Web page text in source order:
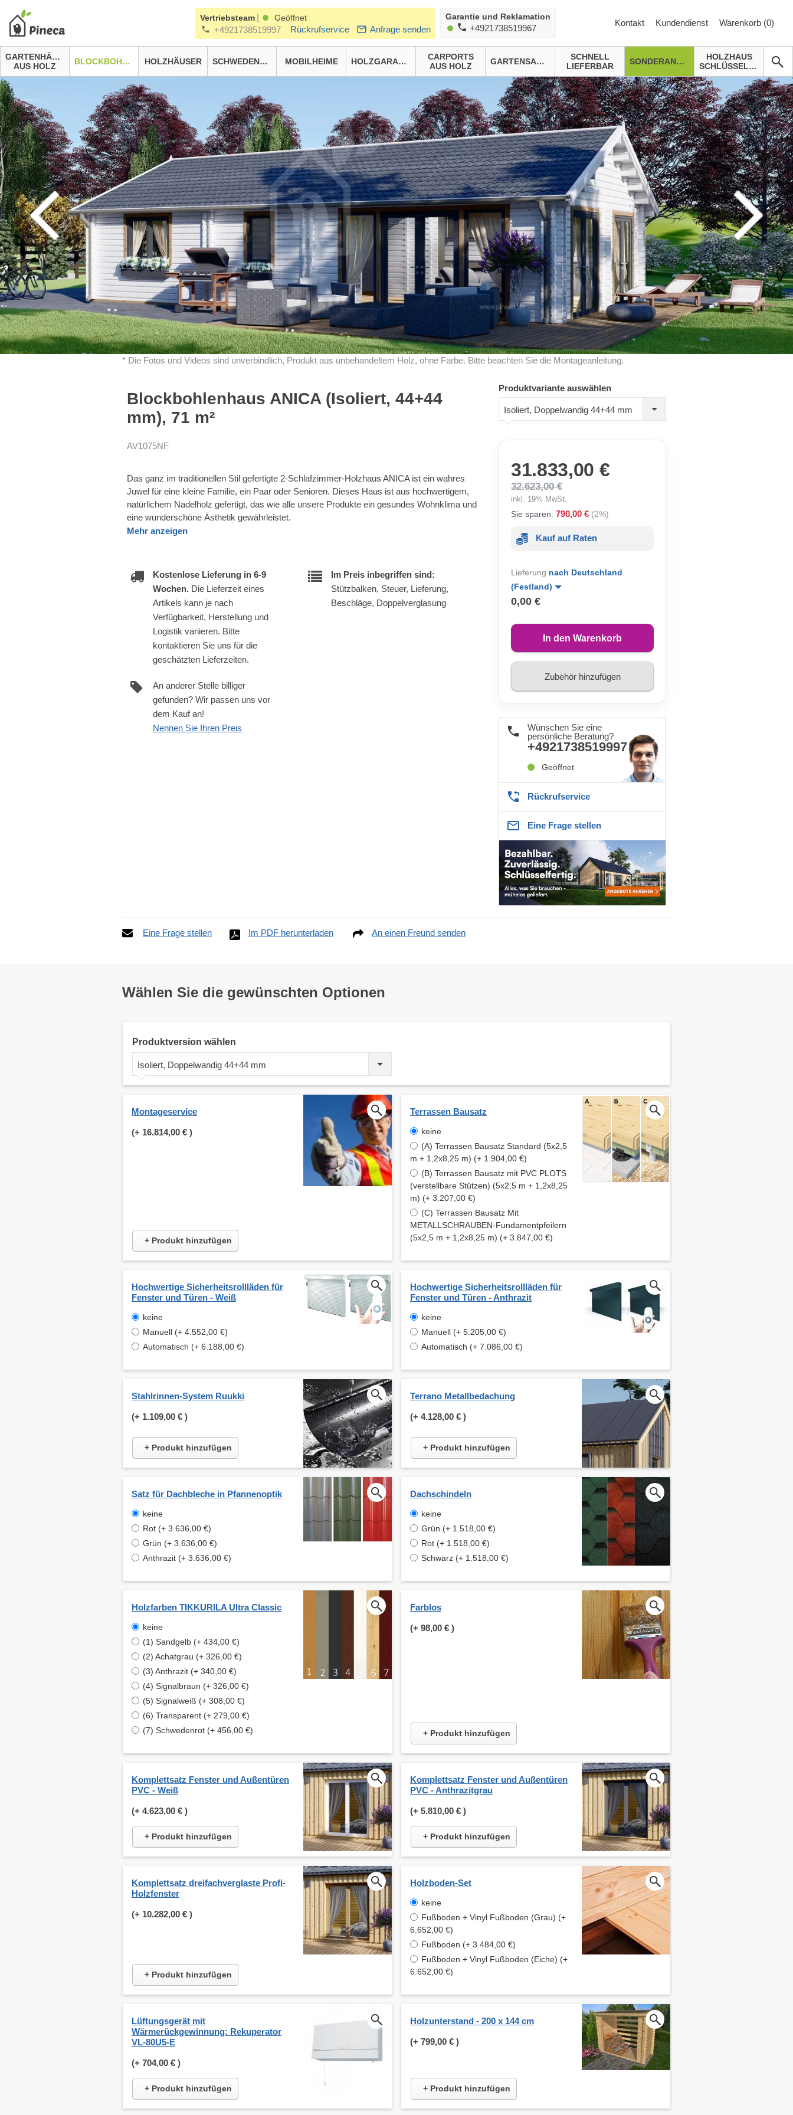
Vertriebsteam Geöffnet
+4921738519997 Rückrufservice Anfrage senden
Garantie und Reklamation
+4921738519967
Kontakt Kundendienst Warenkorb (0)
GARTENHÄUSER
AUS HOLZ
BLOCKBOHLENHÄUSER HOLZHÄUSER SCHWEDENHÄUSER MOBILHEIME HOLZGARAGEN
CARPORTS
AUS HOLZ
GARTENSAUNA
SCHNELL
LIEFERBAR
SONDERANGEBOTE
HOLZHAUS
SCHLÜSSELFERTIG
* Die Fotos und Videos sind unverbindlich, Produkt aus unbehandeltem Holz, ohne Farbe. Bitte beachten Sie die Montageanleitung.
Blockbohlenhaus ANICA (Isoliert, 44+44
mm), 71 m²
AV1075NF
Das ganz im traditionellen Stil gefertigte 2-Schlafzimmer-Holzhaus ANICA ist ein wahres
Juwel für eine kleine Familie, ein Paar oder Senioren. Dieses Haus ist aus hochwertigem,
natürlichem Nadelholz gefertigt, das wie alle unsere Produkte ein gesundes Wohnklima und
eine wunderschöne Ästhetik gewährleistet.
Mehr anzeigen
Kostenlose Lieferung in 6-9
Wochen. Die Lieferzeit eines
Artikels kann je nach
Verfügbarkeit, Herstellung und
Logistik variieren. Bitte
kontaktieren Sie uns für die
geschätzten Lieferzeiten.
Im Preis inbegriffen sind:
Stützbalken, Steuer, Lieferung,
Beschläge, Doppelverglasung
An anderer Stelle billiger
gefunden? Wir passen uns vor
dem Kauf an!
Nennen Sie Ihren Preis
Produktvariante auswählen
Isoliert, Doppelwandig 44+44 mm
31.833,00 €
32.623,00 €
inkl. 19% MwSt.
Sie sparen: 790,00 € (2%)
Kauf auf Raten
Lieferung nach Deutschland
(Festland)
0,00 €
In den Warenkorb
Zubehör hinzufügen
Wünschen Sie eine
persönliche Beratung?
+4921738519997
Geöffnet
Rückrufservice
Eine Frage stellen
Eine Frage stellen Im PDF herunterladen An einen Freund senden
Wählen Sie die gewünschten Optionen
Produktversion wählen
Isoliert, Doppelwandig 44+44 mm
Montageservice
(+ 16.814,00 € )
+ Produkt hinzufügen
Terrassen Bausatz
keine
(A) Terrassen Bausatz Standard (5x2,5
m + 1,2x8,25 m) (+ 1.904,00 €)
(B) Terrassen Bausatz mit PVC PLOTS
(verstellbare Stützen) (5x2,5 m + 1,2x8,25
m) (+ 3.207,00 €)
(C) Terrassen Bausatz Mit
METALLSCHRAUBEN-Fundamentpfeilern
(5x2,5 m + 1,2x8,25 m) (+ 3.847,00 €)
Hochwertige Sicherheitsrollläden für
Fenster und Türen - Weiß
keine
Manuell (+ 4.552,00 €)
Automatisch (+ 6.188,00 €)
Hochwertige Sicherheitsrollläden für
Fenster und Türen - Anthrazit
keine
Manuell (+ 5.205,00 €)
Automatisch (+ 7.086,00 €)
Stahlrinnen-System Ruukki
(+ 1.109,00 € )
+ Produkt hinzufügen
Terrano Metallbedachung
(+ 4.128,00 € )
+ Produkt hinzufügen
Satz für Dachbleche in Pfannenoptik
keine
Rot (+ 3.636,00 €)
Grün (+ 3.636,00 €)
Anthrazit (+ 3.636,00 €)
Dachschindeln
keine
Grün (+ 1.518,00 €)
Rot (+ 1.518,00 €)
Schwarz (+ 1.518,00 €)
Holzfarben TIKKURILA Ultra Classic
keine
(1) Sandgelb (+ 434,00 €)
(2) Achatgrau (+ 326,00 €)
(3) Anthrazit (+ 340,00 €)
(4) Signalbraun (+ 326,00 €)
(5) Signalweiß (+ 308,00 €)
(6) Transparent (+ 279,00 €)
(7) Schwedenrot (+ 456,00 €)
Farblos
(+ 98,00 € )
+ Produkt hinzufügen
Komplettsatz Fenster und Außentüren
PVC - Weiß
(+ 4.623,00 € )
+ Produkt hinzufügen
Komplettsatz Fenster und Außentüren
PVC - Anthrazitgrau
(+ 5.810,00 € )
+ Produkt hinzufügen
Komplettsatz dreifachverglaste Profi-
Holzfenster
(+ 10.282,00 € )
+ Produkt hinzufügen
Holzboden-Set
keine
Fußboden + Vinyl Fußboden (Grau) (+
6.652,00 €)
Fußboden (+ 3.484,00 €)
Fußboden + Vinyl Fußboden (Eiche) (+
6.652,00 €)
Lüftungsgerät mit
Wärmerückgewinnung: Rekuperator
VL-80U5-E
(+ 704,00 € )
+ Produkt hinzufügen
Holzunterstand - 200 x 144 cm
(+ 799,00 € )
+ Produkt hinzufügen